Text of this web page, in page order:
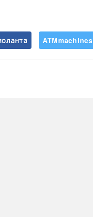
ATMmachines